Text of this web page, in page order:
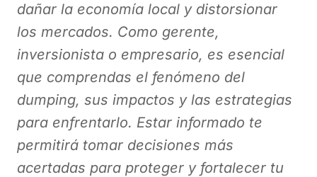
dañar la economía local y distorsionar
los mercados. Como gerente,
inversionista o empresario, es esencial
que comprendas el fenómeno del
dumping, sus impactos y las estrategias
para enfrentarlo. Estar informado te
permitirá tomar decisiones más
acertadas para proteger y fortalecer tu